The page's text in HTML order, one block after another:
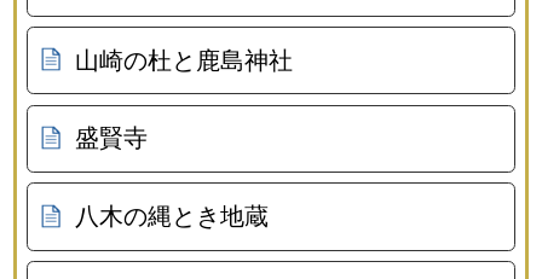
山崎の杜と鹿島神社
盛賢寺
八木の縄とき地蔵